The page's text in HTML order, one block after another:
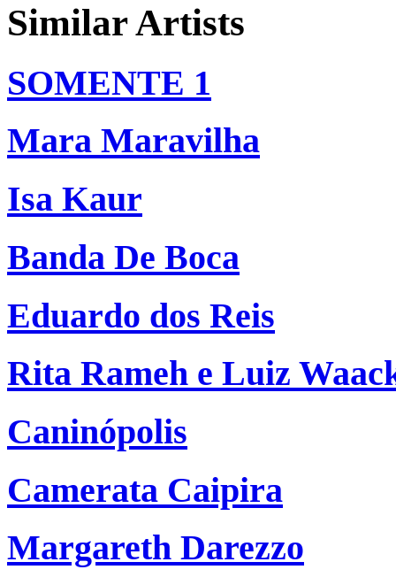
Similar Artists
SOMENTE 1
Mara Maravilha
Isa Kaur
Banda De Boca
Eduardo dos Reis
Rita Rameh e Luiz
Caninópolis
Camerata Caipira
Margareth Darezzo